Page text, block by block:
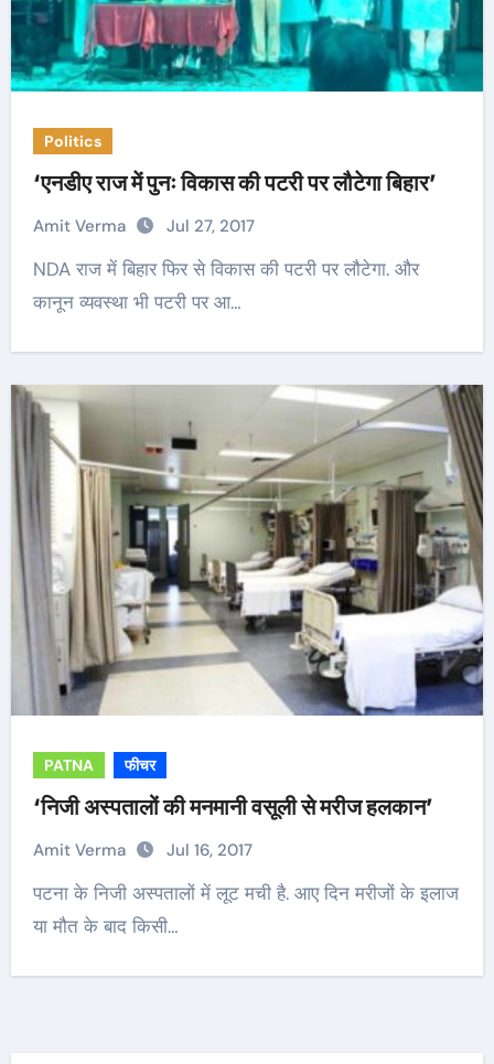
Politics
‘एनडीए राज में पुनः विकास की पटरी पर लौटेगा बिहार’
Amit Verma Jul 27, 2017
NDA राज में बिहार फिर से विकास की पटरी पर लौटेगा. और
कानून व्यवस्था भी पटरी पर आ…
PATNA फीचर
‘निजी अस्पतालों की मनमानी वसूली से मरीज हलकान’
Amit Verma Jul 16, 2017
पटना के निजी अस्पतालों में लूट मची है. आए दिन मरीजों के इलाज
या मौत के बाद किसी…